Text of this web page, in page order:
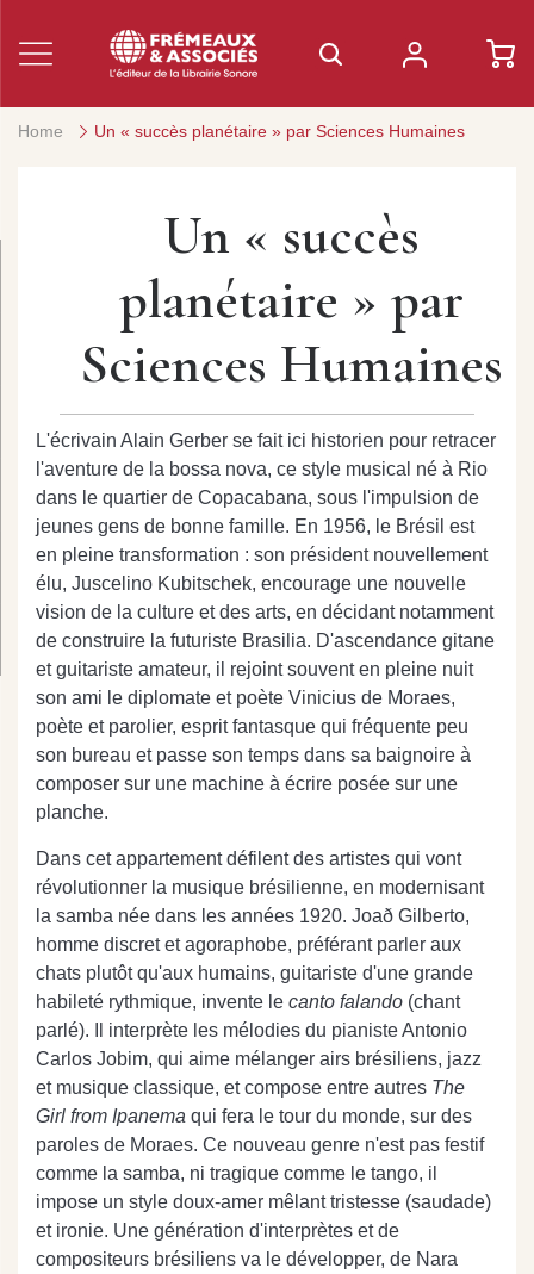
Home Un « succès planétaire » par Sciences Humaines
Un « succès
planétaire » par
Sciences Humaines
L'écrivain Alain Gerber se fait ici historien pour retracer
l'aventure de la bossa nova, ce style musical né à Rio
dans le quartier de Copacabana, sous l'impulsion de
jeunes gens de bonne famille. En 1956, le Brésil est
en pleine transformation : son président nouvellement
élu, Juscelino Kubitschek, encourage une nouvelle
vision de la culture et des arts, en décidant notamment
de construire la futuriste Brasilia. D'ascendance gitane
et guitariste amateur, il rejoint souvent en pleine nuit
son ami le diplomate et poète Vinicius de Moraes,
poète et parolier, esprit fantasque qui fréquente peu
son bureau et passe son temps dans sa baignoire à
composer sur une machine à écrire posée sur une
planche.
Dans cet appartement défilent des artistes qui vont
révolutionner la musique brésilienne, en modernisant
la samba née dans les années 1920. Joað Gilberto,
homme discret et agoraphobe, préférant parler aux
chats plutôt qu'aux humains, guitariste d'une grande
habileté rythmique, invente le canto falando (chant
parlé). Il interprète les mélodies du pianiste Antonio
Carlos Jobim, qui aime mélanger airs brésiliens, jazz
et musique classique, et compose entre autres The
Girl from Ipanema qui fera le tour du monde, sur des
paroles de Moraes. Ce nouveau genre n'est pas festif
comme la samba, ni tragique comme le tango, il
impose un style doux-amer mêlant tristesse (saudade)
et ironie. Une génération d'interprètes et de
compositeurs brésiliens va le développer, de Nara